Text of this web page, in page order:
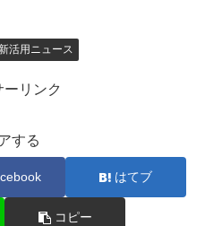
活用ニュース
ーリンク
する
はてブ
コピー